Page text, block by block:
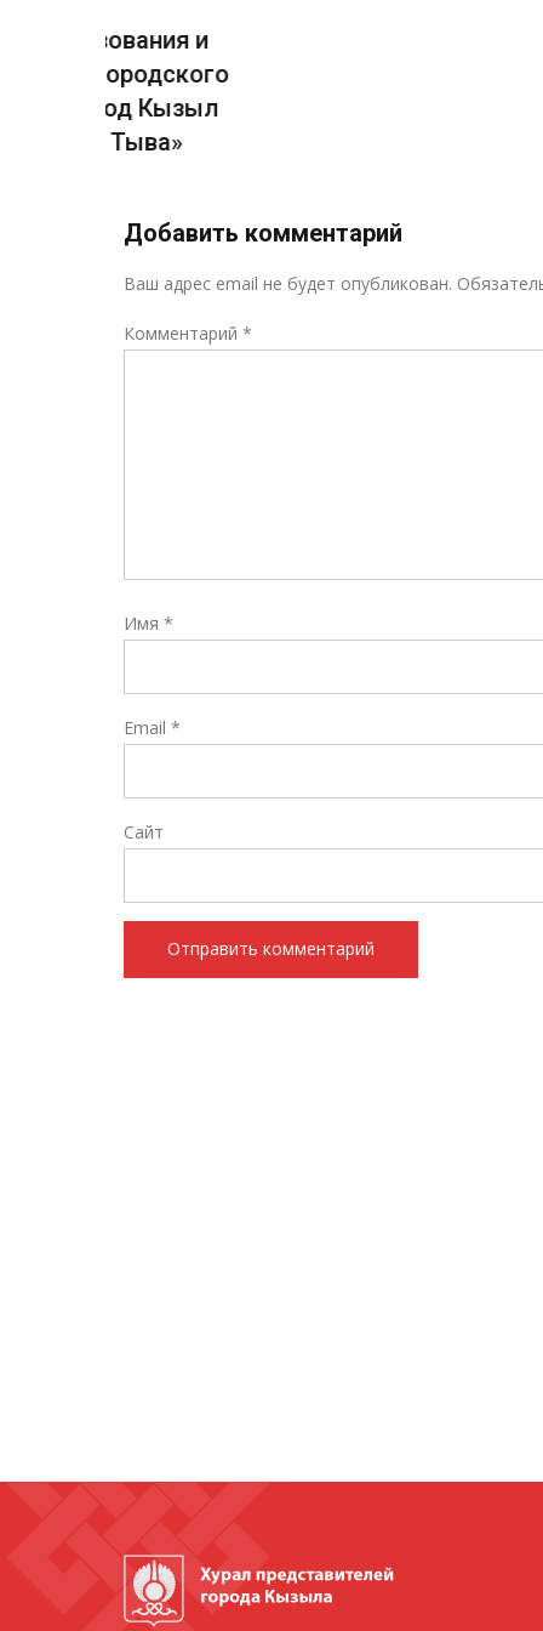
Добавить комментарий
Ваш адрес email не будет опубликован.
Комментарий *
Имя *
Email *
Сайт